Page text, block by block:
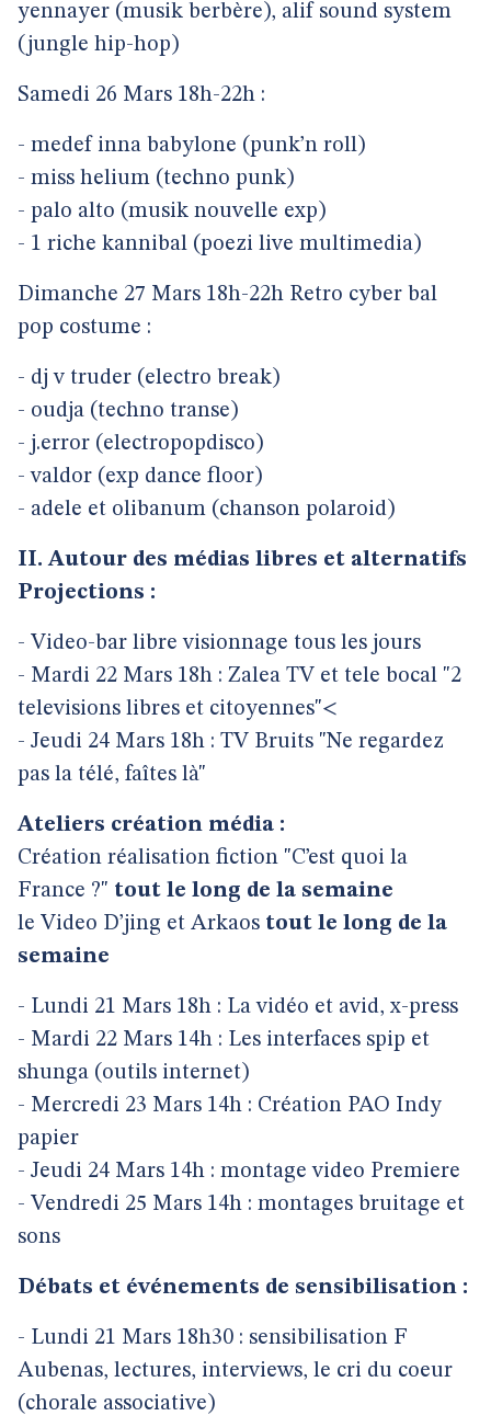
yennayer (musik berbère), alif sound system
(jungle hip-hop)
Samedi 26 Mars 18h-22h :
- medef inna babylone (punk’n roll)
- miss helium (techno punk)
- palo alto (musik nouvelle exp)
- 1 riche kannibal (poezi live multimedia)
Dimanche 27 Mars 18h-22h Retro cyber bal
pop costume :
- dj v truder (electro break)
- oudja (techno transe)
- j.error (electropopdisco)
- valdor (exp dance floor)
- adele et olibanum (chanson polaroid)
II. Autour des médias libres et alternatifs
Projections :
- Video-bar libre visionnage tous les jours
- Mardi 22 Mars 18h : Zalea TV et tele bocal "2
televisions libres et citoyennes"<
- Jeudi 24 Mars 18h : TV Bruits "Ne regardez
pas la télé, faîtes là"
Ateliers création média :
Création réalisation fiction "C’est quoi la
France ?" tout le long de la semaine
le Video D’jing et Arkaos tout le long de la
semaine
- Lundi 21 Mars 18h : La vidéo et avid, x-press
- Mardi 22 Mars 14h : Les interfaces spip et
shunga (outils internet)
- Mercredi 23 Mars 14h : Création PAO Indy
papier
- Jeudi 24 Mars 14h : montage video Premiere
- Vendredi 25 Mars 14h : montages bruitage et
sons
Débats et événements de sensibilisation :
- Lundi 21 Mars 18h30 : sensibilisation F
Aubenas, lectures, interviews, le cri du coeur
(chorale associative)